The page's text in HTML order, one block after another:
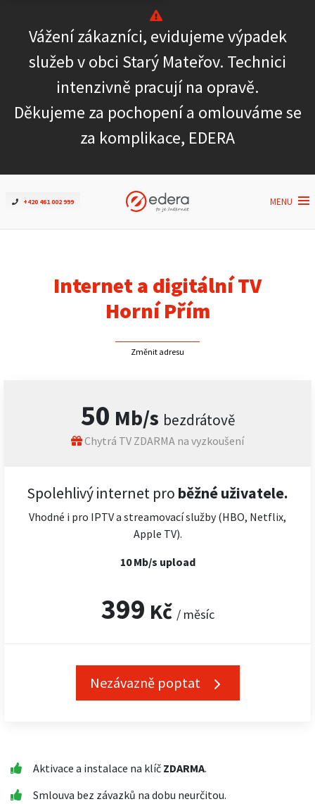
Vážení zákazníci, evidujeme výpadek
služeb v obci Starý Mateřov. Technici
intenzivně pracují na opravě.
Děkujeme za pochopení a omlouváme se
za komplikace, EDERA
+420 461 002 999 MENU
Ověřit dostupnost
Internet
ČEZNET TV
Podpora
Pro firmy
Internet a digitální TV
Horní Přím
Změnit adresu
50 Mb/s bezdrátově
Chytrá TV ZDARMA na vyzkoušení
Spolehlivý internet pro běžné uživatele.
Vhodné i pro IPTV a streamovací služby (HBO, Netflix,
Apple TV).
10 Mb/s upload
399 Kč / měsíc
Nezávazně poptat
Aktivace a instalace na klíč ZDARMA.
Smlouva bez závazků na dobu neurčitou.